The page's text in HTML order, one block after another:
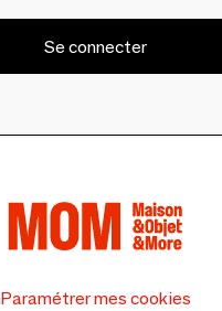
Se connecter
Paramétrer mes cookies